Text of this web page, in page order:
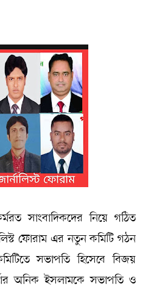
সাংবাদিকদের নিয়ে গঠিত
ফোরাম এর নতুন কমিটি গঠন
সভাপতি হিসেবে বিজয়
অনিক ইসলামকে সভাপতি ও